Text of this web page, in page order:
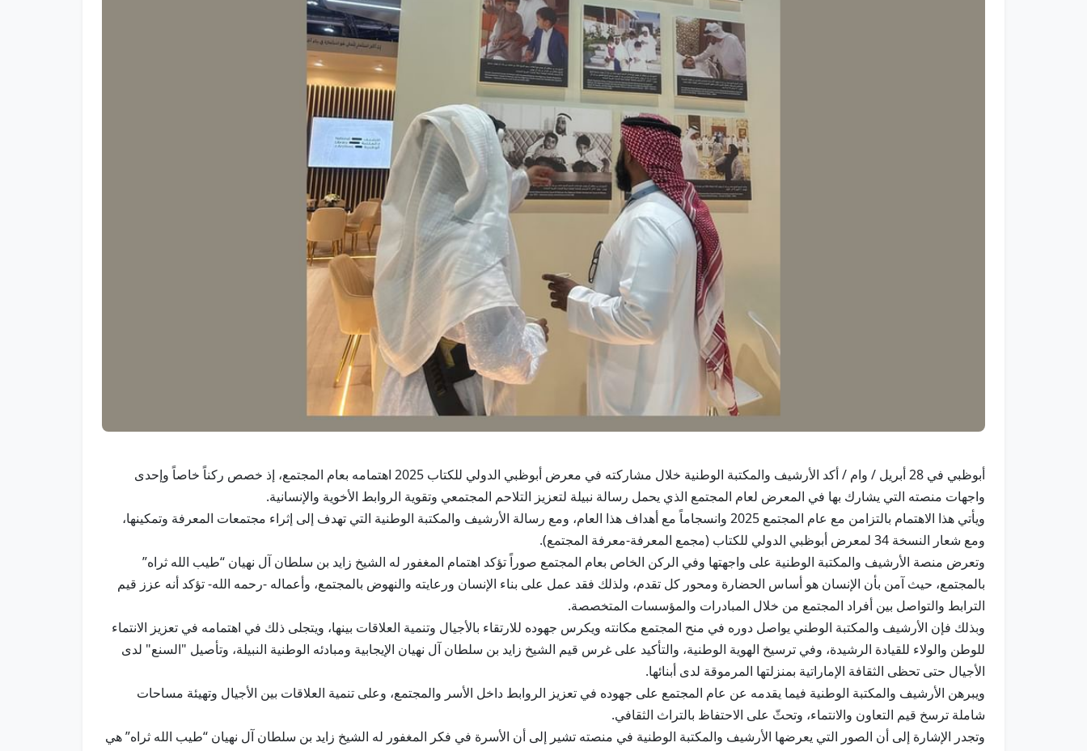
أبوظبي في 28 أبريل / وام / أكد الأرشيف والمكتبة الوطنية خلال مشاركته في معرض أبوظبي الدولي للكتاب 2025 اهتمامه بعام المجتمع، إذ خصص ركناً خاصاً وإحدى
واجهات منصته التي يشارك بها في المعرض لعام المجتمع الذي يحمل رسالة نبيلة لتعزيز التلاحم المجتمعي وتقوية الروابط الأخوية والإنسانية.
ويأتي هذا الاهتمام بالتزامن مع عام المجتمع 2025 وانسجاماً مع أهداف هذا العام، ومع رسالة الأرشيف والمكتبة الوطنية التي تهدف إلى إثراء مجتمعات المعرفة وتمكينها،
ومع شعار النسخة 34 لمعرض أبوظبي الدولي للكتاب (مجمع المعرفة-معرفة المجتمع).
وتعرض منصة الأرشيف والمكتبة الوطنية على واجهتها وفي الركن الخاص بعام المجتمع صوراً تؤكد اهتمام المغفور له الشيخ زايد بن سلطان آل نهيان “طيب الله ثراه”
بالمجتمع، حيث آمن بأن الإنسان هو أساس الحضارة ومحور كل تقدم، ولذلك فقد عمل على بناء الإنسان ورعايته والنهوض بالمجتمع، وأعماله -رحمه الله- تؤكد أنه عزز قيم
الترابط والتواصل بين أفراد المجتمع من خلال المبادرات والمؤسسات المتخصصة.
وبذلك فإن الأرشيف والمكتبة الوطني يواصل دوره في منح المجتمع مكانته ويكرس جهوده للارتقاء بالأجيال وتنمية العلاقات بينها، ويتجلى ذلك في اهتمامه في تعزيز الانتماء
للوطن والولاء للقيادة الرشيدة، وفي ترسيخ الهوية الوطنية، والتأكيد على غرس قيم الشيخ زايد بن سلطان آل نهيان الإيجابية ومبادئه الوطنية النبيلة، وتأصيل "السنع" لدى
الأجيال حتى تحظى الثقافة الإماراتية بمنزلتها المرموقة لدى أبنائها.
ويبرهن الأرشيف والمكتبة الوطنية فيما يقدمه عن عام المجتمع على جهوده في تعزيز الروابط داخل الأسر والمجتمع، وعلى تنمية العلاقات بين الأجيال وتهيئة مساحات
شاملة ترسخ قيم التعاون والانتماء، وتحثّ على الاحتفاظ بالتراث الثقافي.
وتجدر الإشارة إلى أن الصور التي يعرضها الأرشيف والمكتبة الوطنية في منصته تشير إلى أن الأسرة في فكر المغفور له الشيخ زايد بن سلطان آل نهيان “طيب الله ثراه” هي